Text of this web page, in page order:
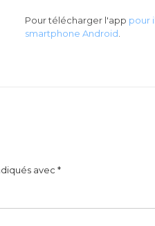
Pour télécharger l'app pour
smartphone Android
avec *